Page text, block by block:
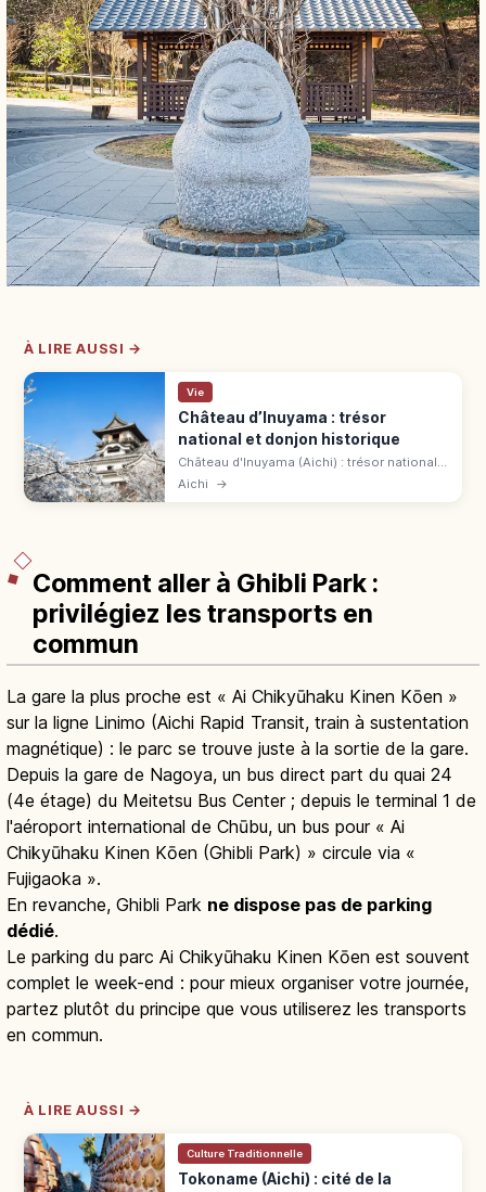
À LIRE AUSSI →
Vie
Château d’Inuyama : trésor
national et donjon historique
Château d'Inuyama (Aichi) : trésor national
de 1537, l'un des plus vieux donjons en bois
Aichi →
Comment aller à Ghibli Park :
privilégiez les transports en
commun
La gare la plus proche est « Ai Chikyūhaku Kinen Kōen »
sur la ligne Linimo (Aichi Rapid Transit, train à sustentation
magnétique) : le parc se trouve juste à la sortie de la gare.
Depuis la gare de Nagoya, un bus direct part du quai 24
(4e étage) du Meitetsu Bus Center ; depuis le terminal 1 de
l'aéroport international de Chūbu, un bus pour « Ai
Chikyūhaku Kinen Kōen (Ghibli Park) » circule via «
Fujigaoka ».
En revanche, Ghibli Park ne dispose pas de parking
dédié.
Le parking du parc Ai Chikyūhaku Kinen Kōen est souvent
complet le week-end : pour mieux organiser votre journée,
partez plutôt du principe que vous utiliserez les transports
en commun.
À LIRE AUSSI →
Culture Traditionnelle
Tokoname (Aichi) : cité de la